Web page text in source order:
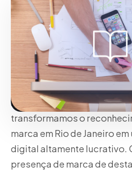
Em Rio de Janeiro,
ecossistemas
envolvem os alunos e
monetização de produtos
ou treinamento corporativo.
integrações
acompanhamento e um
transformamos o
marca em Rio de Janeiro
digital altamente lucrativo.
presença de marca de